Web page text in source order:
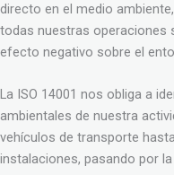
directo en el medio
todas nuestras operaciones
efecto negativo sobre el
La ISO 14001 nos obliga a
ambientales de nuestra
vehículos de transporte
instalaciones, pasando por